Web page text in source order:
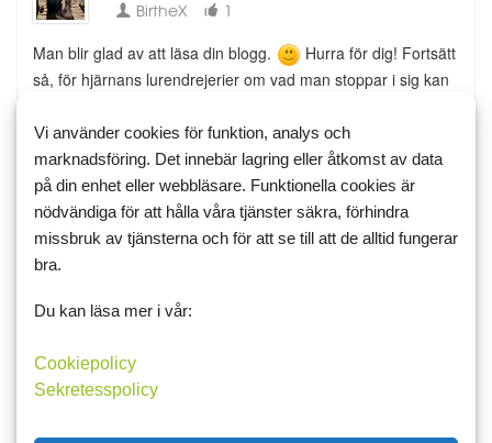
BirtheX 1
Man blir glad av att läsa din blogg.
Hurra för dig! Fortsätt
så, för hjärnans lurendrejerier om vad man stoppar i sig kan
Gilla
5 februari 2026 08:59
Instämmer... Så positiv läsning. TACK 🙏
Heja dig 👏👏
Vi använder cookies för funktion, analys och
marknadsföring. Det innebär lagring eller åtkomst av data
på din enhet eller webbläsare. Funktionella cookies är
nödvändiga för att hålla våra tjänster säkra, förhindra
missbruk av tjänsterna och för att se till att de alltid fungerar
bra.
Du kan läsa mer i vår:
Cookiepolicy
Sekretesspolicy